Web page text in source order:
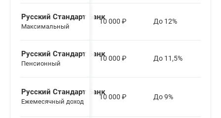
Русский Стандарт Банк
Максимальный
10 000 ₽ До 12%
Русский Стандарт Банк
Пенсионный
10 000 ₽ До 11,5%
Русский Стандарт Банк
Ежемесячный доход
10 000 ₽ До 9%